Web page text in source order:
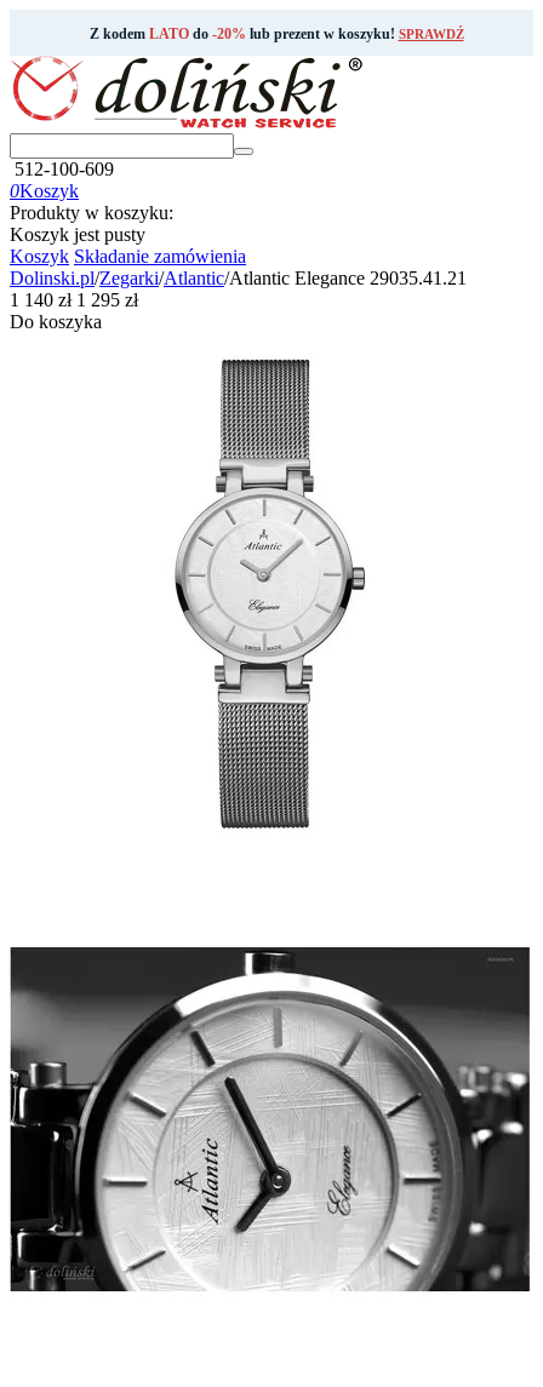
Z kodem LATOdo -20% lub prezent w koszyku! SPRAWDŹ
512-100-609
0Koszyk
Produkty w koszyku:
Koszyk jest pusty
Koszyk Składanie zamówienia
Dolinski.pl/Zegarki/Atlantic/Atlantic Elegance 29035.41.21
‍1 140‍ zł ‍1 295‍ zł
Do koszyka